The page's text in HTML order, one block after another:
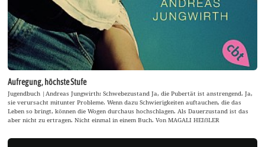
Aufregung, höchste Stufe
Jugendbuch |Andreas Jungwirth: Schwebezustand Ja, die Pubertät ist anstrengend. Ja,
sie verursacht mitunter Probleme. Wenn dazu Schwierigkeiten auftauchen, die das
Leben so bringt, können die Wogen durchaus hochschlagen. Als Dauerzustand ist das
aber nicht zu ertragen. Nicht einmal in einem Buch. Von MAGALI HEIẞLER